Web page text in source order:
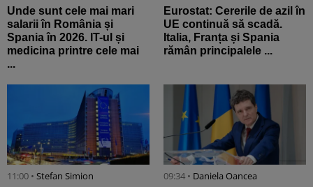
Unde sunt cele mai mari
salarii în România și
Spania în 2026. IT-ul și
medicina printre cele mai
...
Eurostat: Cererile de azil în
UE continuă să scadă.
Italia, Franța și Spania
rămân principalele ...
11:00 • Stefan Simion 09:34 • Daniela Oancea